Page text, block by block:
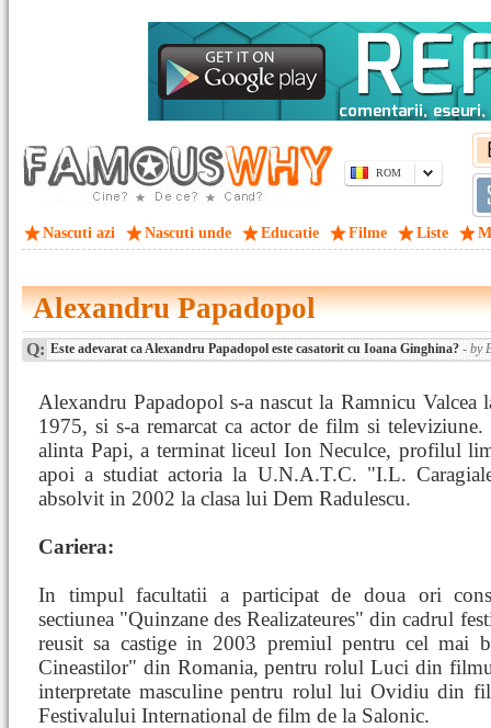
ROM
Nascuti azi Nascuti unde Educatie Filme Liste
Alexandru Papadopol
Q: Este adevarat ca Alexandru Papadopol este casatorit cu Ioana Ginghina? - by
Alexandru Papadopol s-a nascut la Ramnicu Valcea
1975, si s-a remarcat ca actor de film si
alinta Papi, a terminat liceul Ion Neculce, profilul
apoi a studiat actoria la U.N.A.T.C. "I.L.
absolvit in 2002 la clasa lui Dem Radulescu.
Cariera:
In timpul facultatii a participat de doua ori
sectiunea "Quinzane des Realizateures" din cadrul
reusit sa castige in 2003 premiul pentru cel mai
Cineastilor" din Romania, pentru rolul Luci din
interpretate masculine pentru rolul lui Ovidiu din
Festivalului International de film de la Salonic.